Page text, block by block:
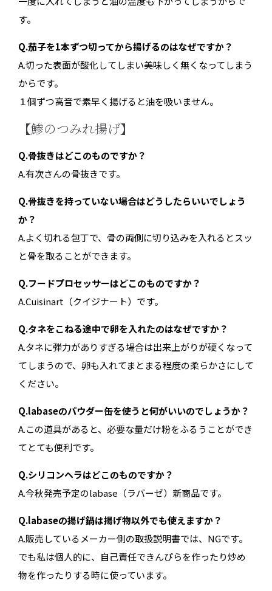
す。
Q.茄子を1本ずつ切ってから揚げるのはなぜですか？
A.切った表面が酸化してしまい美味しく無くなってしまう
からです。
１個ずつ高音で素早く揚げると油を吸いません。
【鯵のつみれ揚げ】
Q.骨抜きはどこのものですか？
A.有次さんの骨抜きです。
Q.骨抜きを持っていない場合はどうしたらいいでしょう
か？
A.よく切れる包丁で、骨の両側に切り込みを入れるとスッ
と骨を取ることができます。
Q.フードプロセッサーはどこのものですか？
A.Cuisinart（クイジナート）です。
Q.タネをこねる途中で卵を入れたのはなぜですか？
A.タネに弾力がありすぎる場合は出来上がりが硬くなって
てしまうので、卵も入れてまとまる程度の柔らかさにして
ください。
Q.labaseのパウダー缶を使うと何がいいのでしょうか？
A.この道具があると、必要な量だけ粉をふるうことができ
てとても便利です。
Q.シリコンヘラはどこのものですか？
A.今秋発売予定のlabase（ラバーゼ）新商品です。
Q.labaseの揚げ鍋は揚げ物以外でも使えますか？
A.販売しているメーカー側の取扱説明書では、NGです。
でも私は個人的に、自己責任できんぴらを作ったり炒め
物を作ったりする時に使っています。